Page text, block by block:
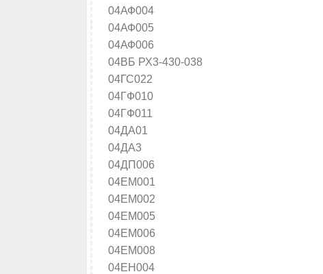
04АФ004
04АФ005
04АФ006
04ВБ РХ3-430-038
04ГС022
04ГФ010
04ГФ011
04ДА01
04ДА3
04ДП006
04ЕМ001
04ЕМ002
04ЕМ005
04ЕМ006
04ЕМ008
04ЕН004